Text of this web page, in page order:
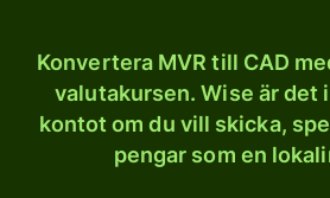
Konvertera MVR till CAD
valutakursen. Wise är det
kontot om du vill skicka,
pengar som en